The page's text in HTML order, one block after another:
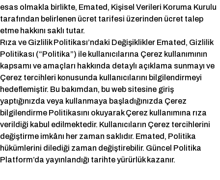
esas olmakla birlikte, Emated, Kişisel Verileri Koruma Kurulu
tarafından belirlenen ücret tarifesi üzerinden ücret talep
etme hakkını saklı tutar.
Rıza ve Gizlilik Politikası’ndaki Değişiklikler Emated, Gizlilik
Politikası (“Politika”) ile kullanıcılarına Çerez kullanımının
kapsamı ve amaçları hakkında detaylı açıklama sunmayı ve
Çerez tercihleri konusunda kullanıcılarını bilgilendirmeyi
hedeflemiştir. Bu bakımdan, bu web sitesine giriş
yaptığınızda veya kullanmaya başladığınızda Çerez
bilgilendirme Politikasını okuyarak Çerez kullanımına rıza
verildiği kabul edilmektedir. Kullanıcıların Çerez tercihlerini
değiştirme imkânı her zaman saklıdır. Emated, Politika
hükümlerini dilediği zaman değiştirebilir. Güncel Politika
Platform’da yayınlandığı tarihte yürürlük kazanır.